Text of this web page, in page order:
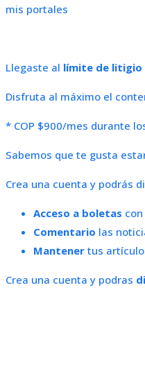
mis portales
Llegaste al límite de litigio
Disfruta al máximo el
* COP $900/mes durante
Sabemos que te gusta
Crea una cuenta y podrás
Acceso a boletas
Comentario las
Mantener tus
Crea una cuenta y podras